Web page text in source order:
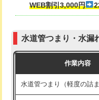
コンクリート斫り（厚さ
モルタル補修（厚さ10㎝
洗面台設置
交換・取付（タンク）
式）)
式・ワンホール）)
交換・取付(排水栓・排水
WEB割引3,000円
水道管つまり・水漏
作業内容
水道管つまり（軽度の詰ま